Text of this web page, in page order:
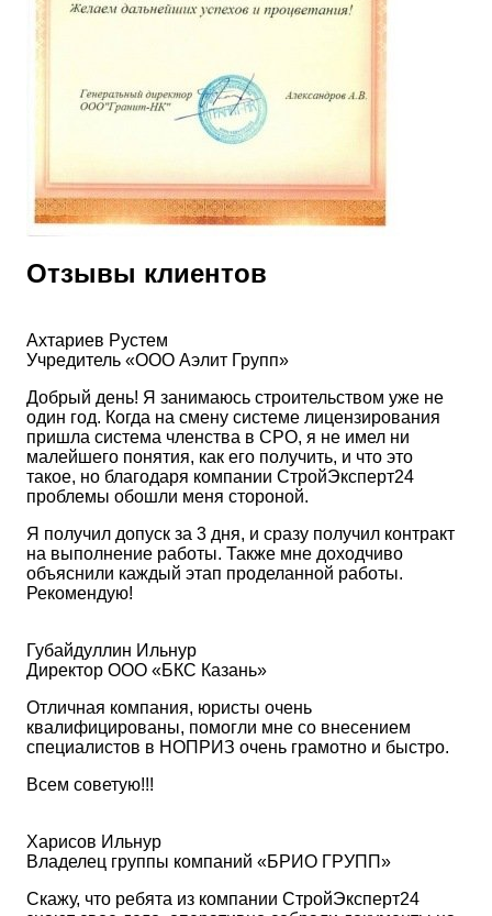
Отзывы клиентов
Ахтариев Рустем
Учредитель «ООО Аэлит Групп»
Добрый день! Я занимаюсь строительством уже не
один год. Когда на смену системе лицензирования
пришла система членства в СРО, я не имел ни
малейшего понятия, как его получить, и что это
такое, но благодаря компании СтройЭксперт24
проблемы обошли меня стороной.
Я получил допуск за 3 дня, и сразу получил контракт
на выполнение работы. Также мне доходчиво
объяснили каждый этап проделанной работы.
Рекомендую!
Губайдуллин Ильнур
Директор ООО «БКС Казань»
Отличная компания, юристы очень
квалифицированы, помогли мне со внесением
специалистов в НОПРИЗ очень грамотно и быстро.
Всем советую!!!
Харисов Ильнур
Владелец группы компаний «БРИО ГРУПП»
Скажу, что ребята из компании СтройЭксперт24